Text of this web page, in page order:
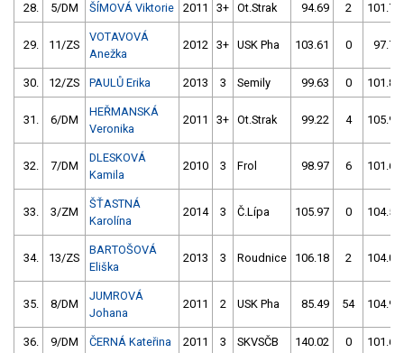
28. 5/DM ŠÍMOVÁ Viktorie 2011 3+ Ot.Strak 94.69 2 101.79
29. 11/ZS
VOTAVOVÁ
Anežka
2012 3+ USK Pha 103.61 0 97.72
30. 12/ZS PAULŮ Erika 2013 3 Semily 99.63 0 101.85
31. 6/DM
HEŘMANSKÁ
Veronika
2011 3+ Ot.Strak 99.22 4 105.99
32. 7/DM
DLESKOVÁ
Kamila
2010 3 Frol 98.97 6 101.61
33. 3/ZM
ŠŤASTNÁ
Karolína
2014 3 Č.Lípa 105.97 0 104.51
34. 13/ZS
BARTOŠOVÁ
Eliška
2013 3 Roudnice 106.18 2 104.07
35. 8/DM
JUMROVÁ
Johana
2011 2 USK Pha 85.49 54 104.96
36. 9/DM ČERNÁ Kateřina 2011 3 SKVSČB 140.02 0 101.65